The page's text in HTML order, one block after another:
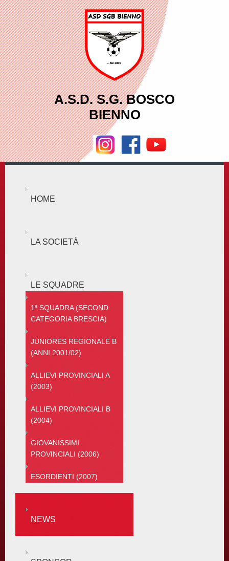
A.S.D. S.G. BOSCO
BIENNO
HOME
LA SOCIETÀ
LE SQUADRE
1ª SQUADRA (SECOND
CATEGORIA BRESCIA)
JUNIORES REGIONALE B
(ANNI 2001/02)
ALLIEVI PROVINCIALI A
(2003)
ALLIEVI PROVINCIALI B
(2004)
GIOVANISSIMI
PROVINCIALI (2006)
ESORDIENTI (2007)
NEWS